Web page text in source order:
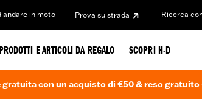
andare in moto Prova su strada Ricerca
E ARTICOLI DA REGALO SCOPRI H-D
gratuita con un acquisto di €50 & reso gratuito